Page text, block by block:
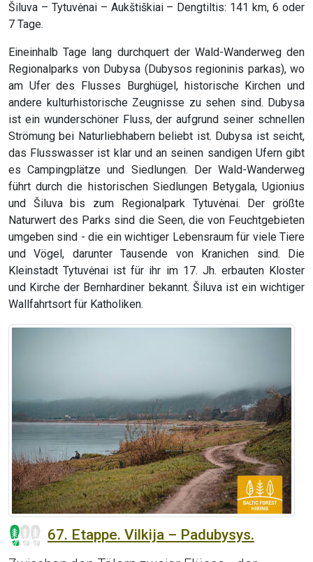
Šiluva – Tytuvėnai – Aukštiškiai – Dengtiltis: 141 km, 6 oder
7 Tage.
Eineinhalb Tage lang durchquert der Wald-Wanderweg den
Regionalparks von Dubysa (Dubysos regioninis parkas), wo
am Ufer des Flusses Burghügel, historische Kirchen und
andere kulturhistorische Zeugnisse zu sehen sind. Dubysa
ist ein wunderschöner Fluss, der aufgrund seiner schnellen
Strömung bei Naturliebhabern beliebt ist. Dubysa ist seicht,
das Flusswasser ist klar und an seinen sandigen Ufern gibt
es Campingplätze und Siedlungen. Der Wald-Wanderweg
führt durch die historischen Siedlungen Betygala, Ugionius
und Šiluva bis zum Regionalpark Tytuvėnai. Der größte
Naturwert des Parks sind die Seen, die von Feuchtgebieten
umgeben sind - die ein wichtiger Lebensraum für viele Tiere
und Vögel, darunter Tausende von Kranichen sind. Die
Kleinstadt Tytuvėnai ist für ihr im 17. Jh. erbauten Kloster
und Kirche der Bernhardiner bekannt. Šiluva ist ein wichtiger
Wallfahrtsort für Katholiken.
67. Etappe. Vilkija – Padubysys.